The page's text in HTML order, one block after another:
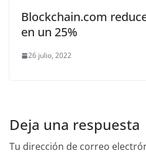
Blockchain.com
en un 25%
26 julio, 2022
Deja una respuesta
Tu dirección de correo